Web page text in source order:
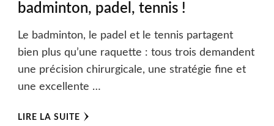
badminton, padel, tennis !
Le badminton, le padel et le tennis partagent
bien plus qu’une raquette : tous trois demandent
une précision chirurgicale, une stratégie fine et
une excellente …
LIRE LA SUITE